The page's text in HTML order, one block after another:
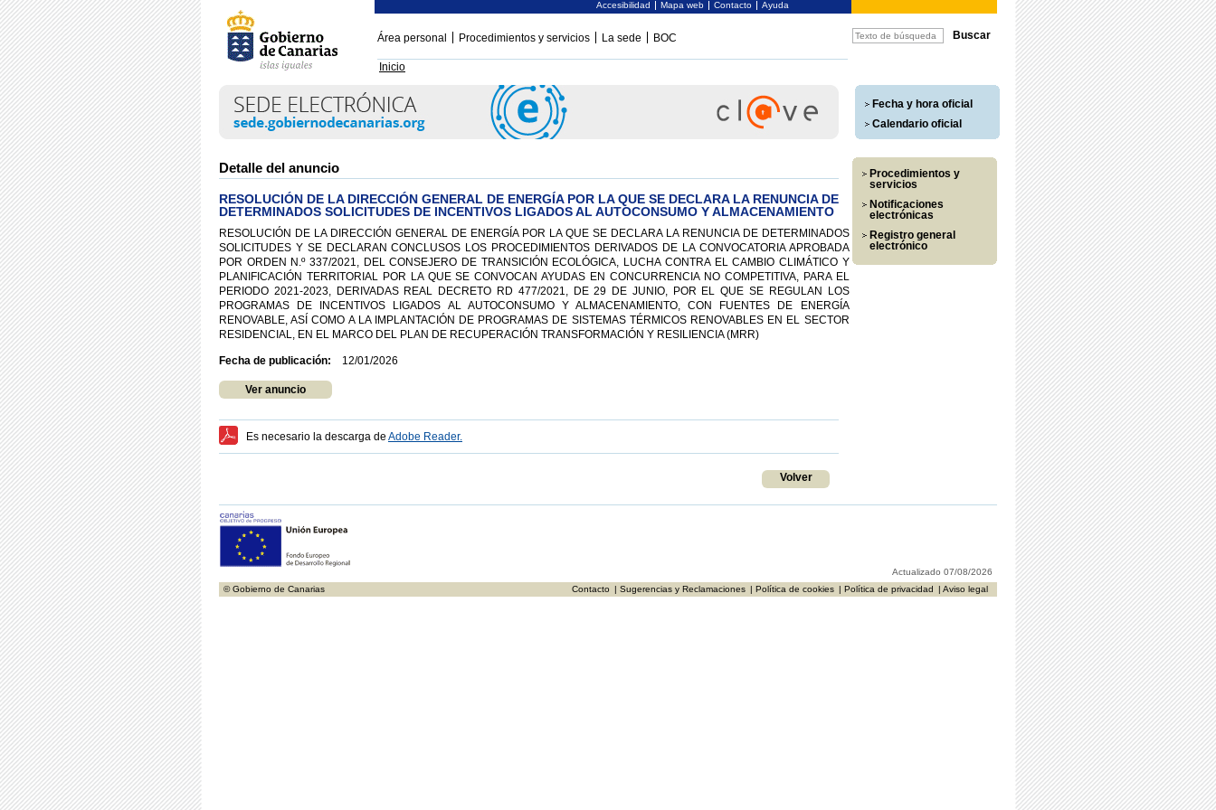
Accesibilidad Mapa web Contacto Ayuda
Área personal Procedimientos y servicios La sede BOC
Inicio
Fecha y hora oficial
Calendario oficial
Detalle del anuncio
RESOLUCIÓN DE LA DIRECCIÓN GENERAL DE ENERGÍA POR LA QUE SE DECLARA LA RENUNCIA DE
DETERMINADOS SOLICITUDES DE INCENTIVOS LIGADOS AL AUTOCONSUMO Y ALMACENAMIENTO
RESOLUCIÓN DE LA DIRECCIÓN GENERAL DE ENERGÍA POR LA QUE SE DECLARA LA RENUNCIA DE DETERMINADOS
SOLICITUDES Y SE DECLARAN CONCLUSOS LOS PROCEDIMIENTOS DERIVADOS DE LA CONVOCATORIA APROBADA
POR ORDEN N.º 337/2021, DEL CONSEJERO DE TRANSICIÓN ECOLÓGICA, LUCHA CONTRA EL CAMBIO CLIMÁTICO Y
PLANIFICACIÓN TERRITORIAL POR LA QUE SE CONVOCAN AYUDAS EN CONCURRENCIA NO COMPETITIVA, PARA EL
PERIODO 2021-2023, DERIVADAS REAL DECRETO RD 477/2021, DE 29 DE JUNIO, POR EL QUE SE REGULAN LOS
PROGRAMAS DE INCENTIVOS LIGADOS AL AUTOCONSUMO Y ALMACENAMIENTO, CON FUENTES DE ENERGÍA
RENOVABLE, ASÍ COMO A LA IMPLANTACIÓN DE PROGRAMAS DE SISTEMAS TÉRMICOS RENOVABLES EN EL SECTOR
RESIDENCIAL, EN EL MARCO DEL PLAN DE RECUPERACIÓN TRANSFORMACIÓN Y RESILIENCIA (MRR)
Fecha de publicación: 12/01/2026
Ver anuncio
Es necesario la descarga de Adobe Reader.
Volver
Procedimientos y
servicios
Notificaciones
electrónicas
Registro general
electrónico
Actualizado 07/08/2026
© Gobierno de Canarias
| Aviso legal
| Política de privacidad
| Política de cookies
| Sugerencias y Reclamaciones
Contacto